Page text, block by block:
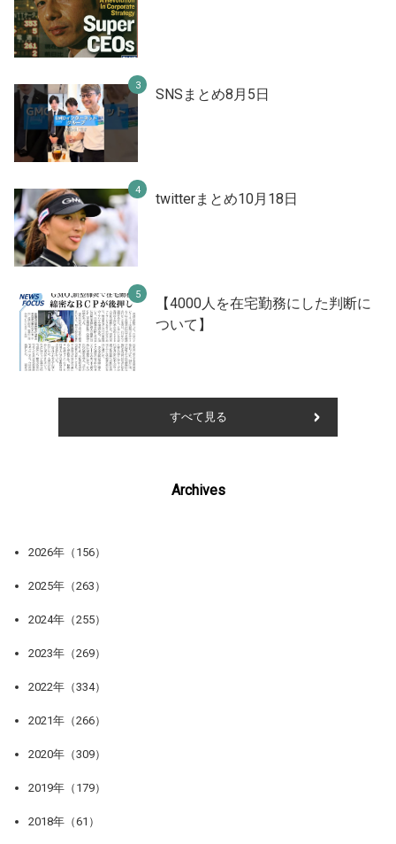
SNSまとめ8月5日
twitterまとめ10月18日
【4000人を在宅勤務にした判断に
ついて】
すべて見る
Archives
2026年（156）
2025年（263）
2024年（255）
2023年（269）
2022年（334）
2021年（266）
2020年（309）
2019年（179）
2018年（61）